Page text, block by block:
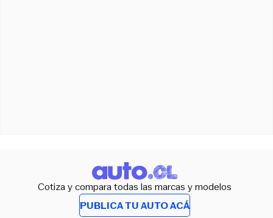
Cotiza y compara todas las marcas y modelos
PUBLICA TU AUTO ACÁ